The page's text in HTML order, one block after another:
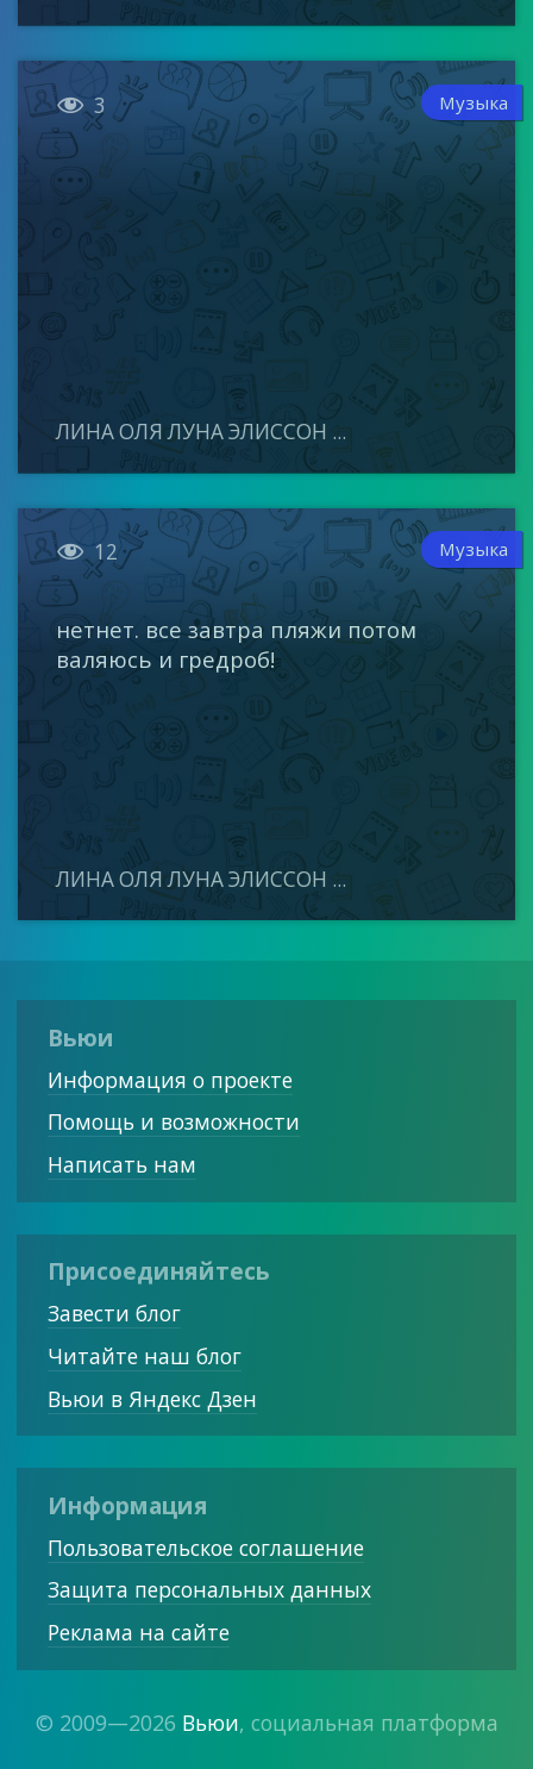
 3 Музыка
ЛИНА ОЛЯ ЛУНА ЭЛИССОН ...
 12 Музыка
нетнет. все завтра пляжи потом
валяюсь и гредроб!
ЛИНА ОЛЯ ЛУНА ЭЛИССОН ...
Вьюи
Информация о проекте
Помощь и возможности
Написать нам
Присоединяйтесь
Завести блог
Читайте наш блог
Вьюи в Яндекс Дзен
Информация
Пользовательское соглашение
Защита персональных данных
Реклама на сайте
© 2009—2026 Вьюи, социальная платформа